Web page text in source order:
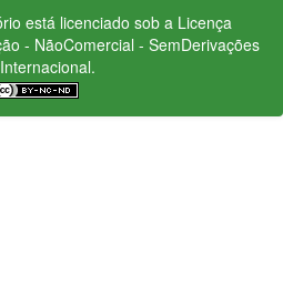
está licenciado sob a Licença
- NãoComercial - SemDerivações